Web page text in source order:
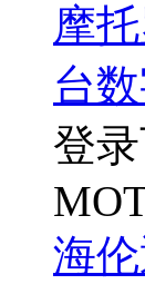
摩
台
登
海